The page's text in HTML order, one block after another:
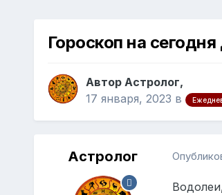
Гороскоп на
Автор Астролог,
17 января, 2023 в
Астролог